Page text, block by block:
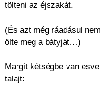
tölteni az éjszakát.
(És azt még ráadásul
ölte meg a bátyját…)
Margit kétségbe van
talajt: